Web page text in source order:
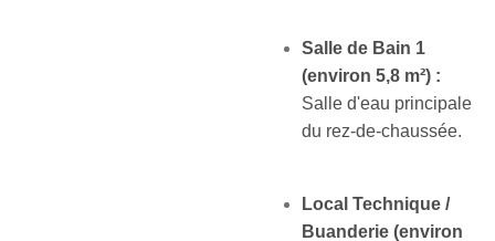
Salle de Bain 1
(environ 5,8 m²) :
Salle d'eau principale
du rez-de-chaussée.
Local Technique /
Buanderie (environ